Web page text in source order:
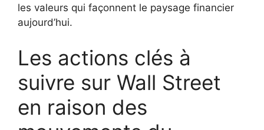
les valeurs qui façonnent le paysage financier
aujourd’hui.
Les actions clés à
suivre sur Wall Street
en raison des